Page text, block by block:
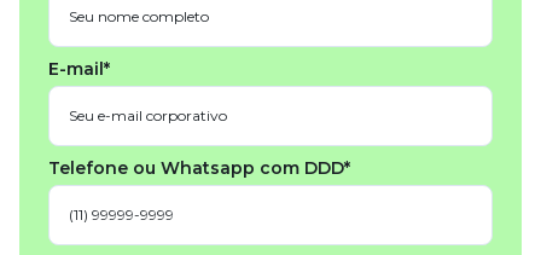
E-mail*
Telefone ou Whatsapp com DDD*